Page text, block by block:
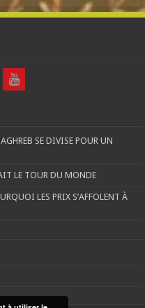
SE DIVISE POUR UN
LE TOUR DU MONDE
LES PRIX S’AFFOLENT À